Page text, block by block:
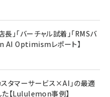
」「バーチャル試着」「RMSバ
AI Optimismレポート】
タマーサービス×AI」の最適
【Lululemon事例】